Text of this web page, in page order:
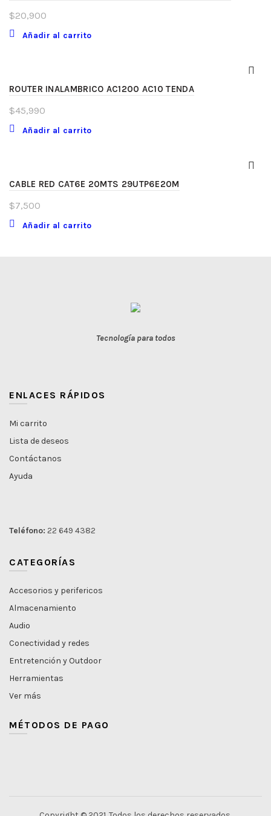
$20,900
Añadir al carrito
ROUTER INALAMBRICO AC1200 AC10 TENDA
$45,990
Añadir al carrito
CABLE RED CAT6E 20MTS 29UTP6E20M
$7,500
Añadir al carrito
Tecnología para todos
ENLACES RÁPIDOS
Mi carrito
Lista de deseos
Contáctanos
Ayuda
Teléfono: 22 649 4382
CATEGORÍAS
Accesorios y perifericos
Almacenamiento
Audio
Conectividad y redes
Entretención y Outdoor
Herramientas
Ver más
MÉTODOS DE PAGO